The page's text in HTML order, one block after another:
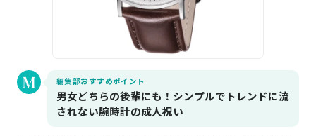
編集部おすすめポイント
男女どちらの後輩にも！シンプルでトレンドに流
されない腕時計の成人祝い